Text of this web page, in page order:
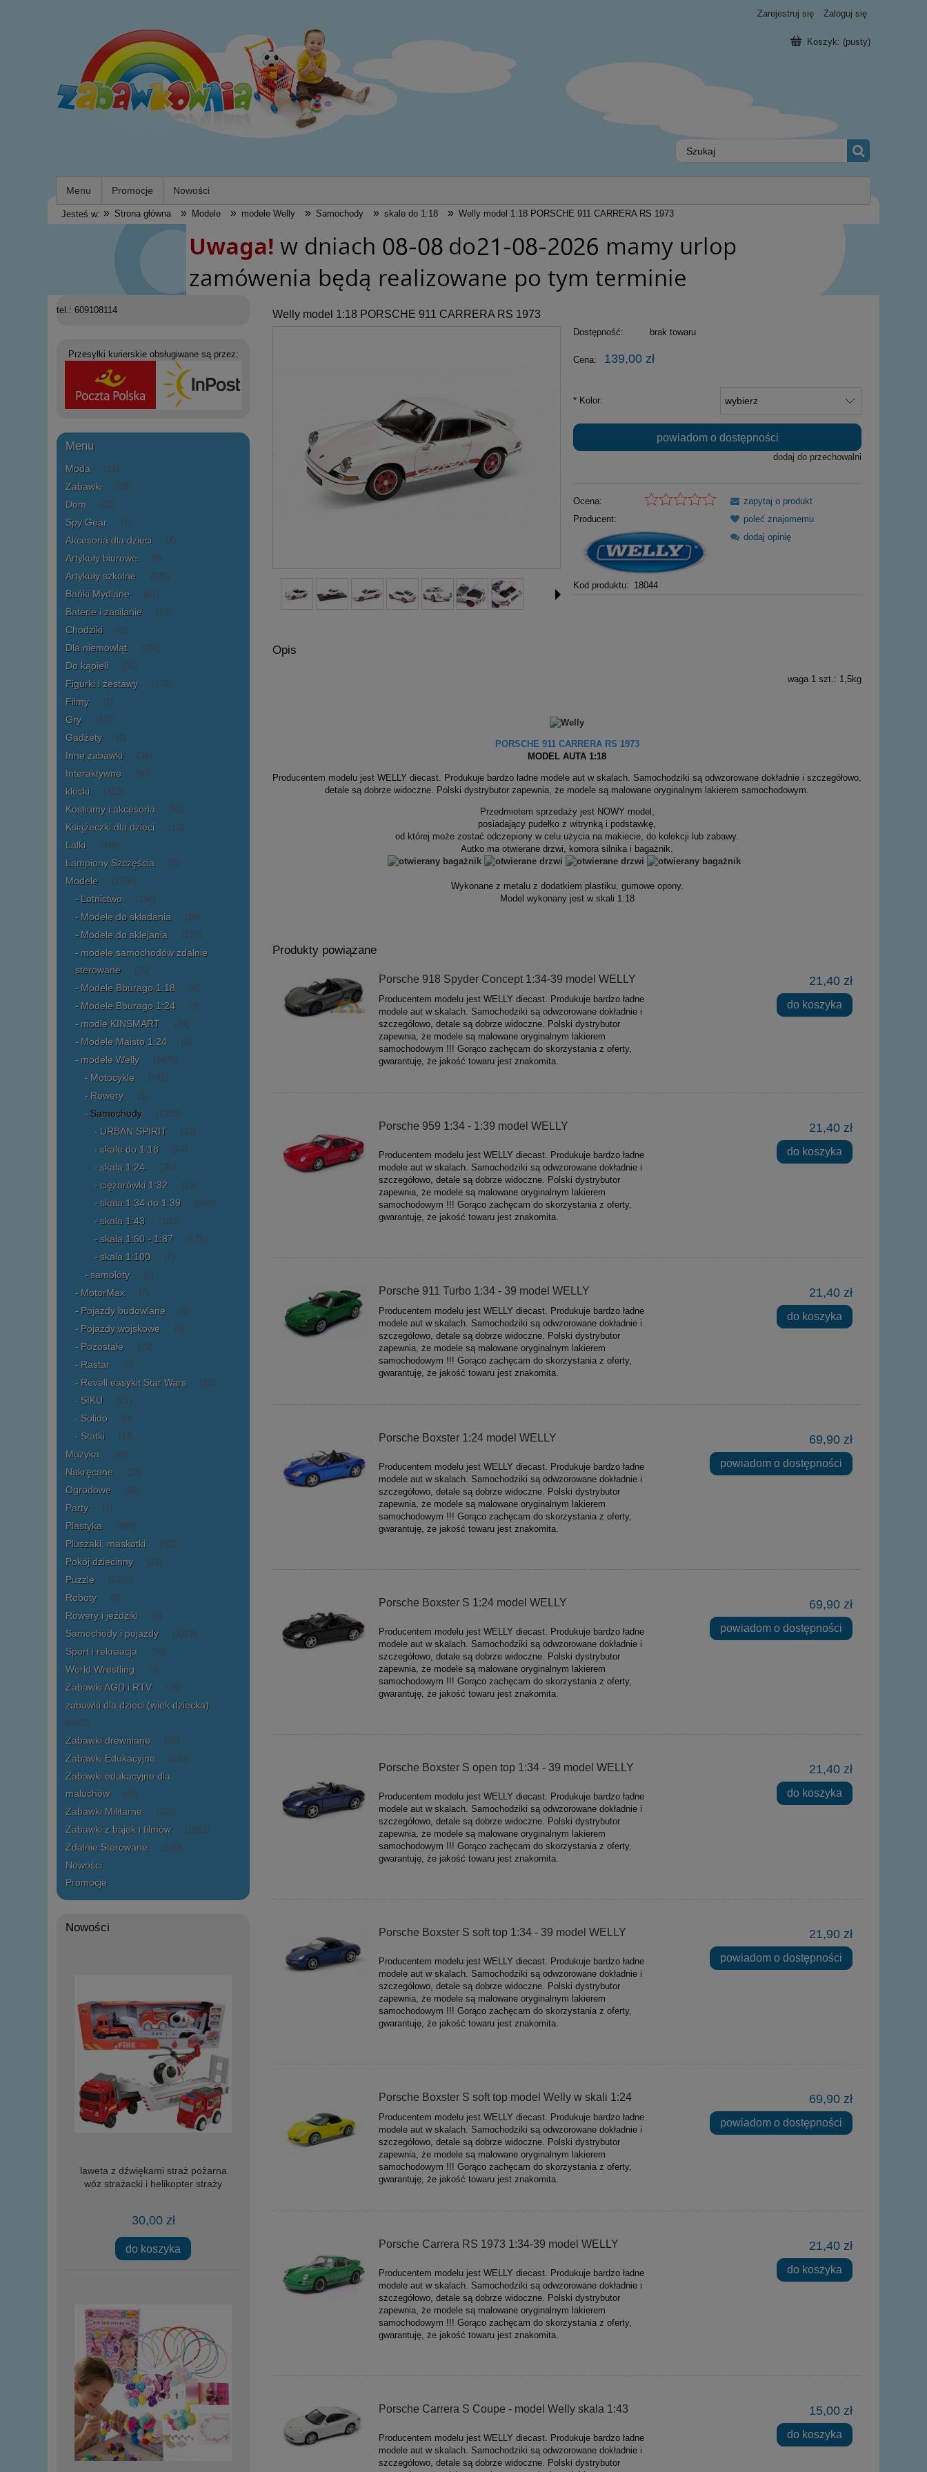
Zarejestruj się Zaloguj się
Koszyk: (pusty)
Menu Promocje Nowości
Jesteś w: » Strona główna » Modele » modele Welly » Samochody » skale do 1:18 » Welly model 1:18 PORSCHE 911 CARRERA RS 1973
tel.: 609108114
Przesyłki kurierskie obsługiwane są przez:
Menu
Moda (15)
Zabawki (39)
Dom (32)
Spy Gear (1)
Akcesoria dla dzieci (4)
Artykuły biurowe (0)
Artykuły szkolne (526)
Bańki Mydlane (41)
Baterie i zasilanie (13)
Chodziki (2)
Dla niemowląt (154)
Do kąpieli (55)
Figurki i zestawy (173)
Filmy (1)
Gry (477)
Gadżety (8)
Inne zabawki (36)
Interaktywne (66)
klocki (323)
Kostiumy i akcesoria (53)
Książeczki dla dzieci (13)
Lalki (349)
Lampiony Szczęścia (2)
Modele (1756)
Lotnictwo (150)
Modele do składania (10)
Modele do sklejania (178)
modele samochodów zdalnie
sterowane
(19)
Modele Bburago 1:18 (4)
Modele Bburago 1:24 (3)
modle KINSMART (34)
Modele Maisto 1:24 (0)
modele Welly (1470)
Motocykle (141)
Rowery (5)
Samochody (1318)
URBAN SPIRIT (32)
skale do 1:18 (67)
skala 1:24 (353)
ciężarówki 1:32 (19)
skala 1:34 do 1:39 (592)
skala 1:43 (100)
skala 1:60 - 1:87 (175)
skala 1:100 (7)
samoloty (6)
MotorMax (7)
Pojazdy budowlane (1)
Pojazdy wojskowe (4)
Pozostałe (23)
Rastar (0)
Revell easykit Star Wars (12)
SIKU (21)
Solido (0)
Statki (14)
Muzyka (46)
Nakręcane (13)
Ogrodowe (95)
Party (1)
Plastyka (398)
Pluszaki, maskotki (602)
Pokój dziecinny (23)
Puzzle (1021)
Roboty (8)
Rowery i jeździki (4)
Samochody i pojazdy (2378)
Sport i rekreacja (56)
World Wrestling (3)
Zabawki AGD i RTV (76)
zabawki dla dzieci (wiek dziecka)
(6423)
Zabawki drewniane (38)
Zabawki Edukacyjne (243)
Zabawki edukacyjne dla
maluchów
(84)
Zabawki Militarne (122)
Zabawki z bajek i filmów (1251)
Zdalnie Sterowane (159)
Nowości
Promocje
Nowości
laweta z dźwiękami straż pożarna
wóz strażacki i helikopter straży
30,00 zł
do koszyka
Welly model 1:18 PORSCHE 911 CARRERA RS 1973
Dostępność: brak towaru
Cena: 139,00 zł
* Kolor:
powiadom o dostępności
dodaj do przechowalni
Ocena:
Producent:
Kod produktu: 18044
zapytaj o produkt
poleć znajomemu
dodaj opinię
Opis
waga 1 szt.: 1,5kg
PORSCHE 911 CARRERA RS 1973
MODEL AUTA 1:18
Producentem modelu jest WELLY diecast. Produkuje bardzo ładne modele aut w skalach. Samochodziki są odwzorowane dokładnie i szczegółowo,
detale są dobrze widoczne. Polski dystrybutor zapewnia, że modele są malowane oryginalnym lakierem samochodowym.
Przedmiotem sprzedaży jest NOWY model,
posiadający pudełko z witrynką i podstawkę,
od której może zostać odczepiony w celu użycia na makiecie, do kolekcji lub zabawy.
Autko ma otwierane drzwi, komora silnika i bagażnik.
Wykonane z metalu z dodatkiem plastiku, gumowe opony.
Model wykonany jest w skali 1:18
Produkty powiązane
Porsche 918 Spyder Concept 1:34-39 model WELLY
Producentem modelu jest WELLY diecast. Produkuje bardzo ładne
modele aut w skalach. Samochodziki są odwzorowane dokładnie i
szczegółowo, detale są dobrze widoczne. Polski dystrybutor
zapewnia, że modele są malowane oryginalnym lakierem
samochodowym !!! Gorąco zachęcam do skorzystania z oferty,
gwarantuję, że jakość towaru jest znakomita.
21,40 zł
do koszyka
Porsche 959 1:34 - 1:39 model WELLY
Producentem modelu jest WELLY diecast. Produkuje bardzo ładne
modele aut w skalach. Samochodziki są odwzorowane dokładnie i
szczegółowo, detale są dobrze widoczne. Polski dystrybutor
zapewnia, że modele są malowane oryginalnym lakierem
samochodowym !!! Gorąco zachęcam do skorzystania z oferty,
gwarantuję, że jakość towaru jest znakomita.
21,40 zł
do koszyka
Porsche 911 Turbo 1:34 - 39 model WELLY
Producentem modelu jest WELLY diecast. Produkuje bardzo ładne
modele aut w skalach. Samochodziki są odwzorowane dokładnie i
szczegółowo, detale są dobrze widoczne. Polski dystrybutor
zapewnia, że modele są malowane oryginalnym lakierem
samochodowym !!! Gorąco zachęcam do skorzystania z oferty,
gwarantuję, że jakość towaru jest znakomita.
21,40 zł
do koszyka
Porsche Boxster 1:24 model WELLY
Producentem modelu jest WELLY diecast. Produkuje bardzo ładne
modele aut w skalach. Samochodziki są odwzorowane dokładnie i
szczegółowo, detale są dobrze widoczne. Polski dystrybutor
zapewnia, że modele są malowane oryginalnym lakierem
samochodowym !!! Gorąco zachęcam do skorzystania z oferty,
gwarantuję, że jakość towaru jest znakomita.
69,90 zł
powiadom o dostępności
Porsche Boxster S 1:24 model WELLY
Producentem modelu jest WELLY diecast. Produkuje bardzo ładne
modele aut w skalach. Samochodziki są odwzorowane dokładnie i
szczegółowo, detale są dobrze widoczne. Polski dystrybutor
zapewnia, że modele są malowane oryginalnym lakierem
samochodowym !!! Gorąco zachęcam do skorzystania z oferty,
gwarantuję, że jakość towaru jest znakomita.
69,90 zł
powiadom o dostępności
Porsche Boxster S open top 1:34 - 39 model WELLY
Producentem modelu jest WELLY diecast. Produkuje bardzo ładne
modele aut w skalach. Samochodziki są odwzorowane dokładnie i
szczegółowo, detale są dobrze widoczne. Polski dystrybutor
zapewnia, że modele są malowane oryginalnym lakierem
samochodowym !!! Gorąco zachęcam do skorzystania z oferty,
gwarantuję, że jakość towaru jest znakomita.
21,40 zł
do koszyka
Porsche Boxster S soft top 1:34 - 39 model WELLY
Producentem modelu jest WELLY diecast. Produkuje bardzo ładne
modele aut w skalach. Samochodziki są odwzorowane dokładnie i
szczegółowo, detale są dobrze widoczne. Polski dystrybutor
zapewnia, że modele są malowane oryginalnym lakierem
samochodowym !!! Gorąco zachęcam do skorzystania z oferty,
gwarantuję, że jakość towaru jest znakomita.
21,90 zł
powiadom o dostępności
Porsche Boxster S soft top model Welly w skali 1:24
Producentem modelu jest WELLY diecast. Produkuje bardzo ładne
modele aut w skalach. Samochodziki są odwzorowane dokładnie i
szczegółowo, detale są dobrze widoczne. Polski dystrybutor
zapewnia, że modele są malowane oryginalnym lakierem
samochodowym !!! Gorąco zachęcam do skorzystania z oferty,
gwarantuję, że jakość towaru jest znakomita.
69,90 zł
powiadom o dostępności
Porsche Carrera RS 1973 1:34-39 model WELLY
Producentem modelu jest WELLY diecast. Produkuje bardzo ładne
modele aut w skalach. Samochodziki są odwzorowane dokładnie i
szczegółowo, detale są dobrze widoczne. Polski dystrybutor
zapewnia, że modele są malowane oryginalnym lakierem
samochodowym !!! Gorąco zachęcam do skorzystania z oferty,
gwarantuję, że jakość towaru jest znakomita.
21,40 zł
do koszyka
Porsche Carrera S Coupe - model Welly skala 1:43
Producentem modelu jest WELLY diecast. Produkuje bardzo ładne
modele aut w skalach. Samochodziki są odwzorowane dokładnie i
szczegółowo, detale są dobrze widoczne. Polski dystrybutor
15,00 zł
do koszyka